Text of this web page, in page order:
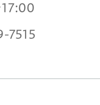
7515